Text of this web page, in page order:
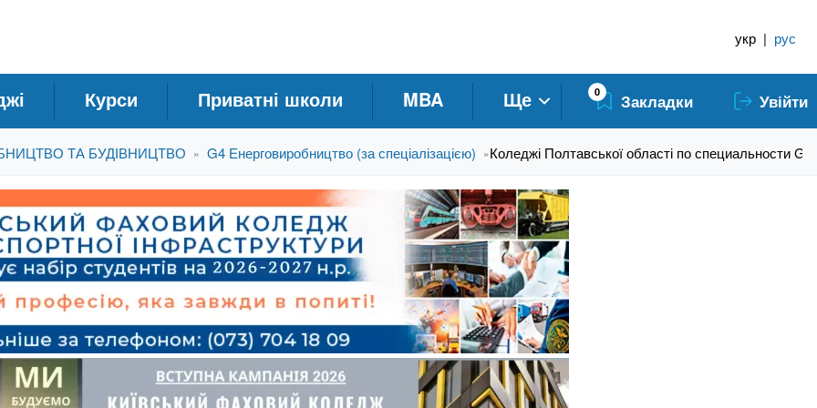
укр | рус
Курси Приватні школи MBA Ще 0 Закладки Увійти
ТА БУДІВНИЦТВО » G4 Енерговиробництво (за спеціалізацією) »Коледжі Полтавської області по специальности